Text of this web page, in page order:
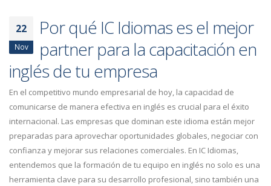
22
Nov
Por qué IC Idiomas es el mejor
partner para la capacitación en
inglés de tu empresa
En el competitivo mundo empresarial de hoy, la capacidad de
comunicarse de manera efectiva en inglés es crucial para el éxito
internacional. Las empresas que dominan este idioma están mejor
preparadas para aprovechar oportunidades globales, negociar con
confianza y mejorar sus relaciones comerciales. En IC Idiomas,
entendemos que la formación de tu equipo en inglés no solo es una
herramienta clave para su desarrollo profesional, sino también una